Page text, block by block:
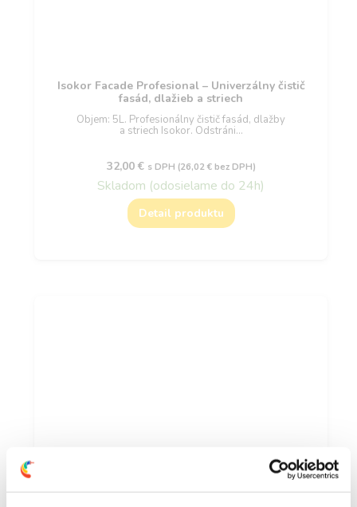
Isokor Facade Profesional – Univerzálny čistič
fasád, dlažieb a striech
Objem: 5L. Profesionálny čistič fasád, dlažby
a striech Isokor. Odstráni…
32,00 € s DPH (26,02 €bez DPH)
Skladom (odosielame do 24h)
Detail produktu
Isokor LM Descaling – Čistič škárovačky a